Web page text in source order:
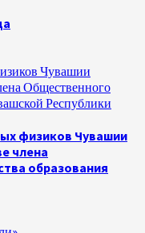
Чувашии
Общественного
Республики
физиков Чувашии
члена
образования